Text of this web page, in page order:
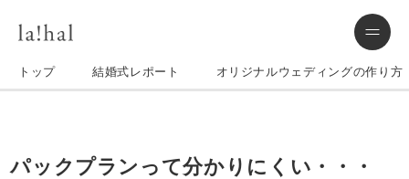
トップ 結婚式レポート オリジナルウェディングの作り方
パックプランって分かりにくい・・・